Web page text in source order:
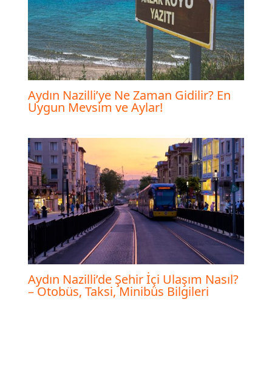
Aydın Nazilli’ye Ne Zaman Gidilir? En
Uygun Mevsim ve Aylar!
Aydın Nazilli’de Şehir İçi Ulaşım Nasıl?
– Otobüs, Taksi, Minibüs Bilgileri